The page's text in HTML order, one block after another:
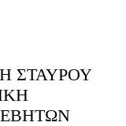
ΣΤΑΥΡΟΥ